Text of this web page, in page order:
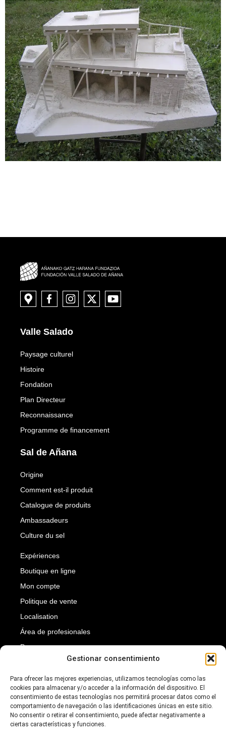
Gestionar consentimiento
Para ofrecer las mejores experiencias, utilizamos tecnologías como las
cookies para almacenar y/o acceder a la información del dispositivo. El
consentimiento de estas tecnologías nos permitirá procesar datos como el
comportamiento de navegación o las identificaciones únicas en este sitio.
No consentir o retirar el consentimiento, puede afectar negativamente a
ciertas características y funciones.
Valle Salado
Paysage culturel
Histoire
Fondation
Plan Directeur
Reconnaissance
Programme de financement
Sal de Añana
Origine
Comment est-il produit
Catalogue de produits
Ambassadeurs
Culture du sel
Expériences
Boutique en ligne
Mon compte
Politique de vente
Localisation
Área de profesionales
Presse
Suscríbete a nuestra newsletter para recibir nuestras
novedades.
Introduce tu dirección de e-mail para suscribirte